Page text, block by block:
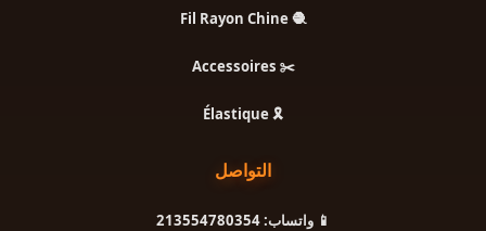
🧶 Fil Rayon Chine
✂️ Accessoires
🎗️ Élastique
التواصل
📱 واتساب: 213554780354